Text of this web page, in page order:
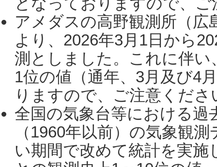
アメダスの高野観測所（
より、2026年3月1日から
測としました。これに伴い
1位の値（通年、3月及び4
りますので、ご注意くだ
全国の気象台等における過
（1960年以前）の気象観
い期間で改めて統計を実